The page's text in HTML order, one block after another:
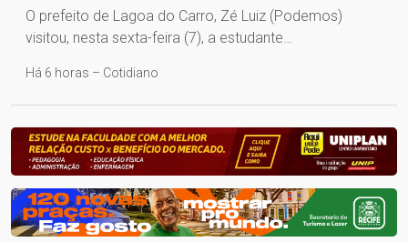
O prefeito de Lagoa do Carro, Zé Luiz (Podemos)
visitou, nesta sexta-feira (7), a estudante…
Há 6 horas – Cotidiano